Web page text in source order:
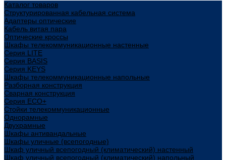
Каталог товаров
Структурированная кабельная система
Адаптеры оптические
Кабель витая пара
Оптические кроссы
Шкафы телекоммуникационные настенные
Cерия LITE
Cерия BASIS
Cерия KEYS
Шкафы телекоммуникационные напольные
Разборная конструкция
Сварная конструкция
Серия ECO+
Стойки телекоммуникационные
Однорамные
Двухрамные
Шкафы антивандальные
Шкафы уличные (всепогодные)
Шкаф уличный всепогодный (климатический) настенный
Шкаф уличный всепогодный (климатический) напольный